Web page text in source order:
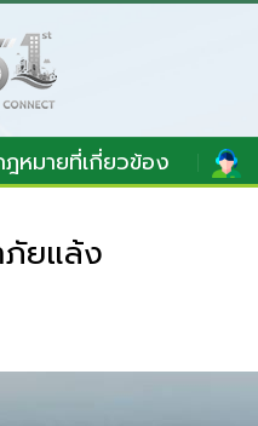
หมายที่เกี่ยวข้อง
ภัยแล้ง